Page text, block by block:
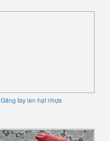
Găng tay len hạt nhựa